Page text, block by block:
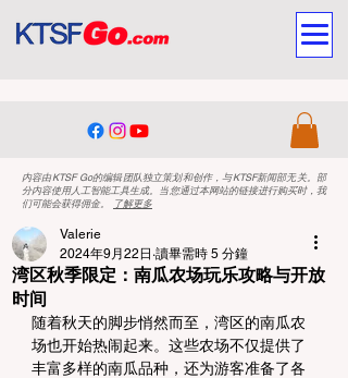
内容由KTSF Go的编辑团队独立策划和创作，与KTSF新闻部无关。部
分内容使用人工智能工具生成。当您通过本网站的链接进行购买时，我
们可能会获得佣金。
了解更多
湾区秋季限定：南瓜农场玩乐攻略与开放
时间
Valerie
2024年9月22日 讀畢需時 5 分鐘
随着秋天的脚步悄然而至，湾区的南瓜农
场也开始热闹起来。这些农场不仅提供了
丰富多样的南瓜品种，还为游客准备了各